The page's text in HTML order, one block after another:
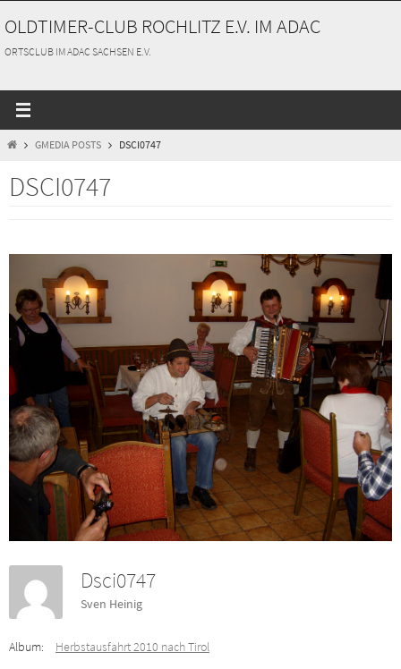
Inhalt
springen
OLDTIMER-CLUB ROCHLITZ E.V. IM ADAC
ORTSCLUB IM ADAC SACHSEN E.V.
STARTGMEDIA POSTS DSCI0747
DSCI0747
Dsci0747
Sven Heinig
Album: Herbstausfahrt 2010 nach Tirol